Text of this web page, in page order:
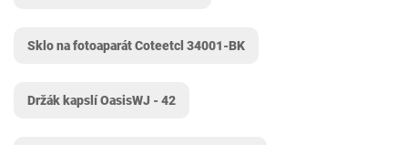
Sklo na fotoaparát Coteetcl 34001-BK
Držák kapslí OasisWJ - 42